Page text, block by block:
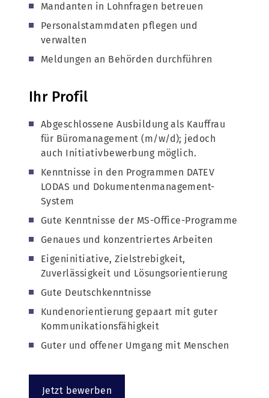
Mandanten in Lohnfragen betreuen
Personalstammdaten pflegen und
verwalten
Meldungen an Behörden durchführen
Ihr Profil
Abgeschlossene Ausbildung als Kauffrau
für Büromanagement (m/w/d); jedoch
auch Initiativbewerbung möglich.
Kenntnisse in den Programmen DATEV
LODAS und Dokumentenmanagement-
System
Gute Kenntnisse der MS-Office-Programme
Genaues und konzentriertes Arbeiten
Eigeninitiative, Zielstrebigkeit,
Zuverlässigkeit und Lösungsorientierung
Gute Deutschkenntnisse
Kundenorientierung gepaart mit guter
Kommunikationsfähigkeit
Guter und offener Umgang mit Menschen
Jetzt bewerben